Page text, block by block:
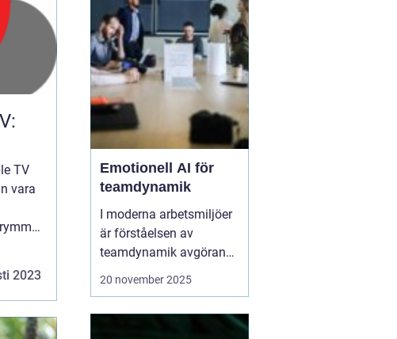
TV
vara
2023
upplevelser. Från de
glitt...
Emotionell AI för
teamdynamik
I moderna arbetsmiljöer
är förståelsen av
teamdynamik avgörande
för produktivitet och
20 november 2025